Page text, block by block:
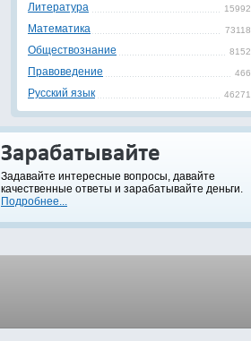
15992
Литература
73118
Математика
8152
Обществознание
466
Правоведение
46271
Русский язык
Задавайте интересные вопросы, давайте
качественные ответы и зарабатывайте деньги.
Подробнее...